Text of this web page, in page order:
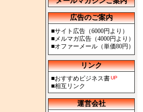
広告のご案内
■サイト広告（6000円より）
■メルマガ広告（4000円より）
■オファーメール（単価80円）
リンク
■おすすめビジネス書
■相互リンク
運営会社